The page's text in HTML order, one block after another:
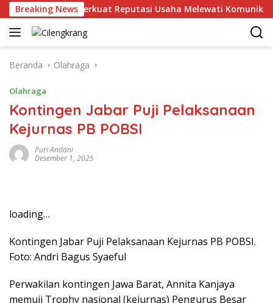
Langsung
ke
konten
Breaking News
MHU Perkuat Reputasi Usaha Melewati Komunikasi
Beranda Olahraga
Olahraga
Kontingen Jabar Puji Pelaksanaan
Kejurnas PB POBSI
Puri Andani
Desember 1, 2025
loading…
Kontingen Jabar Puji Pelaksanaan Kejurnas PB POBSI.
Foto: Andri Bagus Syaeful
Perwakilan kontingen Jawa Barat, Annita Kanjaya
memuji Trophy nasional (kejurnas) Pengurus Besar